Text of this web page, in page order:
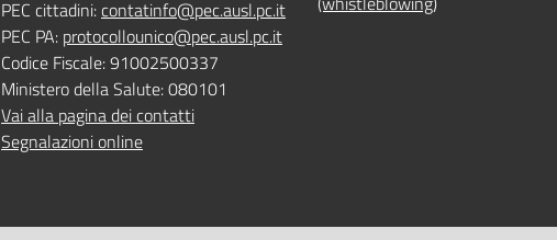
PEC cittadini:contatinfo@pec.ausl.pc.it
PEC PA: protocollounico@pec.ausl.pc.it
Codice Fiscale: 91002500337
Ministero della Salute: 080101
Vai alla pagina dei contatti
Segnalazioni online